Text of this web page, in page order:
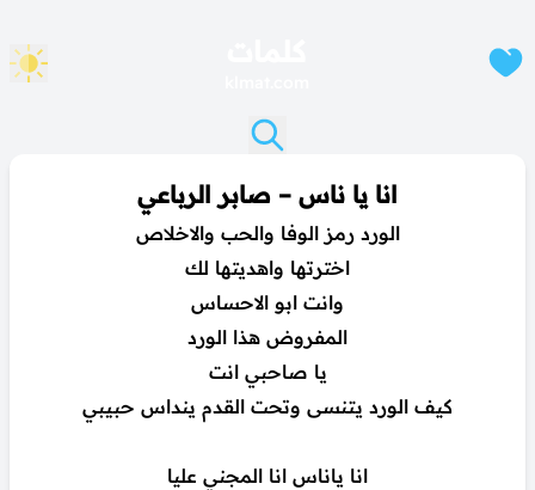
انا يا ناس – صابر الرباعي
الورد رمز الوفا والحب والاخلاص
اخترتها واهديتها لك
وانت ابو الاحساس
المفروض هذا الورد
يا صاحبي انت
كيف الورد يتنسى وتحت القدم ينداس حبيبي
انا ياناس انا المجني عليا